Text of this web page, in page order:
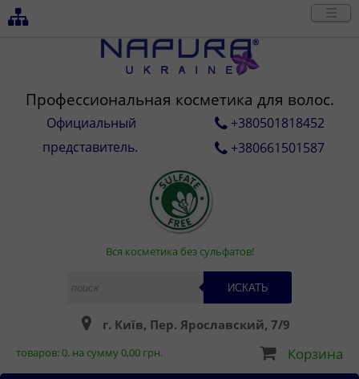
Профессиональная косметика для волос.
Официальный
представитель.
+380501818452
+380661501587
Вся косметика без сульфатов!
ИСКАТЬ
г. Київ, Пер. Ярославский, 7/9
товаров:0. на сумму0,00 грн. Корзина